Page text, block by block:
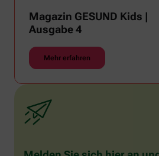
Magazin GESUND Kids |
Ausgabe 4
Mehr erfahren